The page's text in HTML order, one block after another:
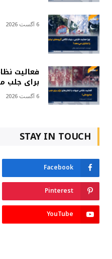
6 آگست 2026
فعالیت
برای جلب
6 آگست 2026
STAY IN TOUCH
Facebook
Pinterest
YouTube